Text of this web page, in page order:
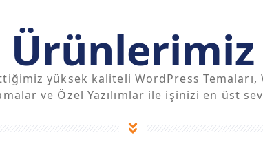
Ürünlerimiz
yüksek kaliteli WordPress
ve Özel Yazılımlar ile işinizi en üst